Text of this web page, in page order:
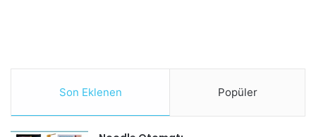
Son Eklenen Popüler